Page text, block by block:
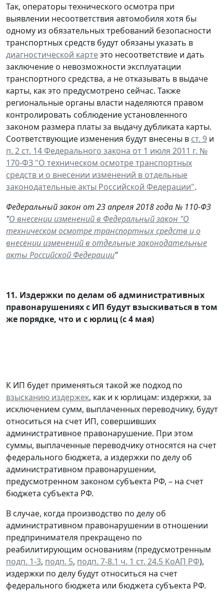
Так, операторы технического осмотра при
выявлении несоответствия автомобиля хотя бы
одному из обязательных требований безопасности
транспортных средств будут обязаны указать в
диагностической картеэто несоответствие и дать
заключение о невозможности эксплуатации
транспортного средства, а не отказывать в выдаче
карты, как это предусмотрено сейчас. Также
региональные органы власти наделяются правом
контролировать соблюдение установленного
законом размера платы за выдачу дубликата карты.
Соответствующие изменения будут внесены в ст. 9 и
п. 2 ст. 14 Федерального закона от 1 июля 2011 г. №
170-ФЗ "О техническом осмотре транспортных
средств и о внесении изменений в отдельные
законодательные акты Российской Федерации".
Федеральный закон от 23 апреля 2018 года № 110-ФЗ
"О внесении изменений в Федеральный закон "О
техническом осмотре транспортных средств и о
внесении изменений в отдельные законодательные
акты Российской Федерации"
11. Издержки по делам об административных
правонарушениях с ИП будут взыскиваться в том
же порядке, что и с юрлиц (с 4 мая)
К ИП будет применяться такой же подход по
взысканию издержек, как и к юрлицам: издержки, за
исключением сумм, выплаченных переводчику, будут
относиться на счет ИП, совершивших
административное правонарушение. При этом
суммы, выплаченные переводчику относятся на счет
федерального бюджета, а издержки по делу об
административном правонарушении,
предусмотренном законом субъекта РФ, – на счет
бюджета субъекта РФ.
В случае, когда производство по делу об
административном правонарушении в отношении
предпринимателя прекращено по
реабилитирующим основаниям (предусмотренным
подп. 1-3, подп. 5, подп. 7-8.1 ч. 1 ст. 24.5 КоАП РФ),
издержки по делу будут относиться на счет
федерального бюджета или бюджета субъекта РФ.